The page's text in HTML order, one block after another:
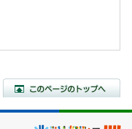
前のページに戻る